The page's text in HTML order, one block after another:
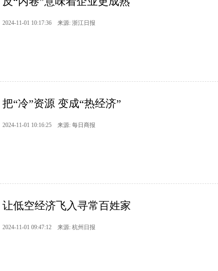
2024-11-01 10:17:36 来源: 浙江日报
把“冷”资源 变成“热经济”
2024-11-01 10:16:25 来源: 每日商报
让低空经济飞入寻常百姓家
2024-11-01 09:47:12 来源: 杭州日报